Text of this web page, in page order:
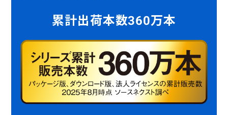
累計出荷本数360万本